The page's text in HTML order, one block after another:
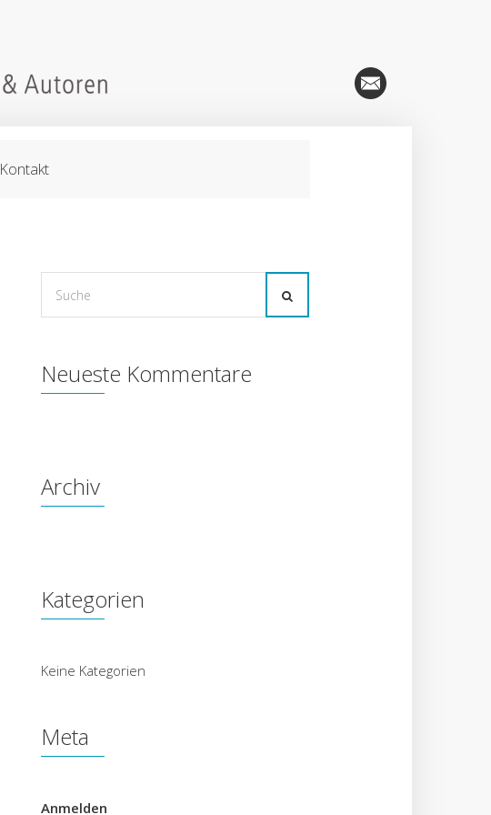
Kontakt
for:
Neueste Kommentare
Archiv
Kategorien
Keine Kategorien
Meta
Anmelden